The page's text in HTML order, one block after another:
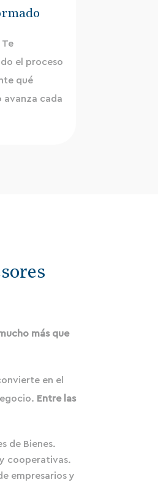
Te
el proceso
qué
avanza cada
más que
en el
Entre las
de Bienes.
cooperativas.
empresarios y